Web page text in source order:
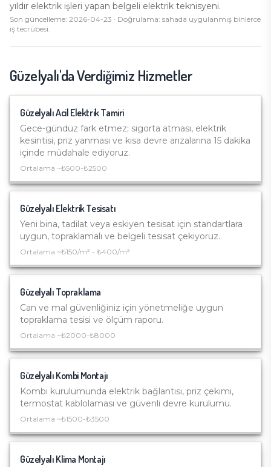
yıldır elektrik işleri yapan belgeli elektrik teknisyeni.
Son güncelleme: 2026-04-23 · Doğrulama: sahada uygulanmış binlerce
iş tecrübesi.
Güzelyalı'da Verdiğimiz Hizmetler
GüzelyalıAcil Elektrik Tamiri
Gece-gündüz fark etmez; sigorta atması, elektrik
kesintisi, priz yanması ve kısa devre arızalarına 15 dakika
içinde müdahale ediyoruz.
Ortalama ~₺500-₺2500
Güzelyalı Elektrik Tesisatı
Yeni bina, tadilat veya eskiyen tesisat için standartlara
uygun, topraklamalı ve belgeli tesisat çekiyoruz.
Ortalama ~₺150/m² - ₺400/m²
Güzelyalı Topraklama
Can ve mal güvenliğiniz için yönetmeliğe uygun
topraklama tesisi ve ölçüm raporu.
Ortalama ~₺2000-₺8000
Güzelyalı Kombi Montajı
Kombi kurulumunda elektrik bağlantısı, priz çekimi,
termostat kablolaması ve güvenli devre kurulumu.
Ortalama ~₺1500-₺3500
Güzelyalı Klima Montajı